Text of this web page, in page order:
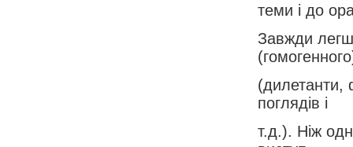
теми і до
Завжди
(дилетанти,
поглядів і
т.д.). Ніж